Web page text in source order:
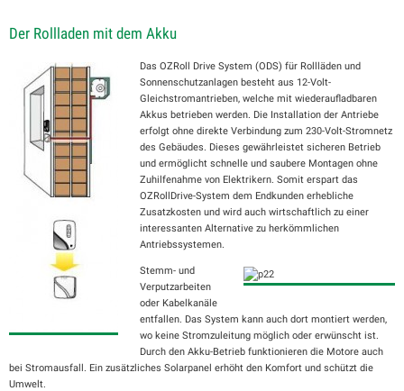
Der Rollladen mit dem Akku
Das OZRoll Drive System (ODS) für Rollläden und
Sonnenschutzanlagen besteht aus 12-Volt-
Gleichstromantrieben, welche mit wiederaufladbaren
Akkus betrieben werden. Die Installation der Antriebe
erfolgt ohne direkte Verbindung zum 230-Volt-Stromnetz
des Gebäudes. Dieses gewährleistet sicheren Betrieb
und ermöglicht schnelle und saubere Montagen ohne
Zuhilfenahme von Elektrikern. Somit erspart das
OZRollDrive-System dem Endkunden erhebliche
Zusatzkosten und wird auch wirtschaftlich zu einer
interessanten Alternative zu herkömmlichen
Antriebssystemen.
Stemm- und
Verputzarbeiten
oder Kabelkanäle
entfallen. Das System kann auch dort montiert werden,
wo keine Stromzuleitung möglich oder erwünscht ist.
Durch den Akku-Betrieb funktionieren die Motore auch
bei Stromausfall. Ein zusätzliches Solarpanel erhöht den Komfort und schützt die
Umwelt.